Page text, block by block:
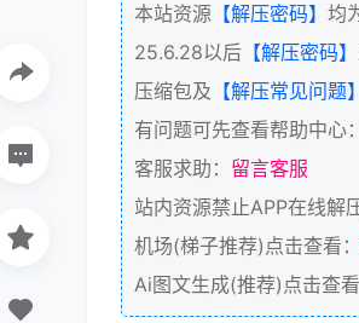
本站资源 【解压密码】 均
25.6.28以后 【解压密码】
压缩包及 【解压常见问题】
有问题可先查看帮助中心：
客服求助： 留言客服
站内资源禁止APP在线解
机场(梯子推荐)点击查看：
Ai图文生成(推荐)点击查看